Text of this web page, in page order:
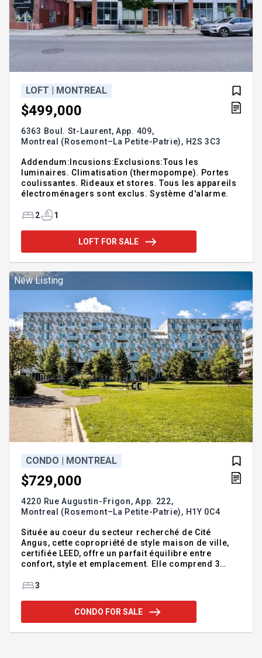
LOFT | MONTREAL
$499,000
6363 Boul. St-Laurent, App. 409,
Montreal (Rosemont–La Petite-Patrie), H2S 3C3
Addendum:Incusions:Exclusions:Tous les
luminaires. Climatisation (thermopompe). Portes
coulissantes. Rideaux et stores. Tous les appareils
électroménagers sont exclus. Système d'alarme.
2 1
LOFT FOR SALE
New Listing
CONDO | MONTREAL
$729,000
4220 Rue Augustin-Frigon, App. 222,
Montreal (Rosemont–La Petite-Patrie), H1Y 0C4
Située au coeur du secteur recherché de Cité
Angus, cette copropriété de style maison de ville,
certifiée LEED, offre un parfait équilibre entre
confort, style et emplacement. Elle comprend 3
chambres, mais actuellement aménagée avec une
complètes, dont une attenante à la chambre
principale, ainsi qu'un grand balcon privé, idéal
3
CONDO FOR SALE